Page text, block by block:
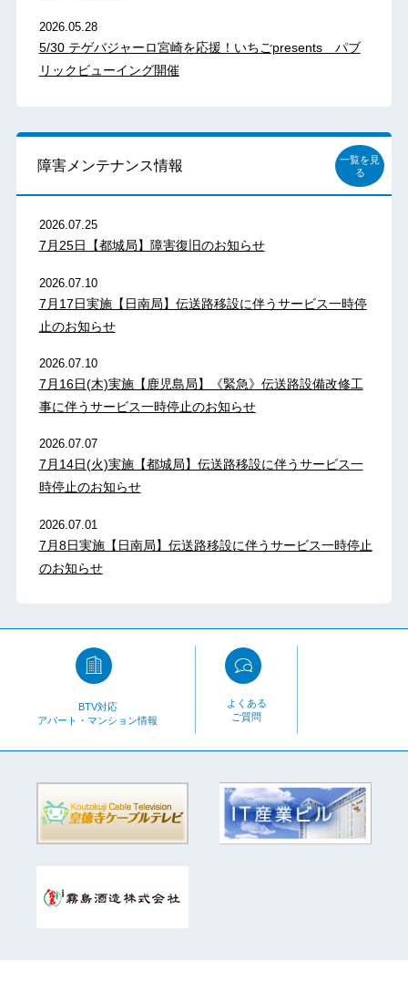
2026.05.28
5/30 テゲバジャーロ宮崎を応援！いちごpresents パブ
リックビューイング開催
障害メンテナンス情報
一覧を見
る
2026.07.25
7月25日【都城局】障害復旧のお知らせ
2026.07.10
7月17日実施【日南局】伝送路移設に伴うサービス一時停
止のお知らせ
2026.07.10
7月16日(木)実施【鹿児島局】《緊急》伝送路設備改修工
事に伴うサービス一時停止のお知らせ
2026.07.07
7月14日(火)実施【都城局】伝送路移設に伴うサービス一
時停止のお知らせ
2026.07.01
7月8日実施【日南局】伝送路移設に伴うサービス一時停止
のお知らせ
BTV対応
アパート・マンション情報
よくある
ご質問